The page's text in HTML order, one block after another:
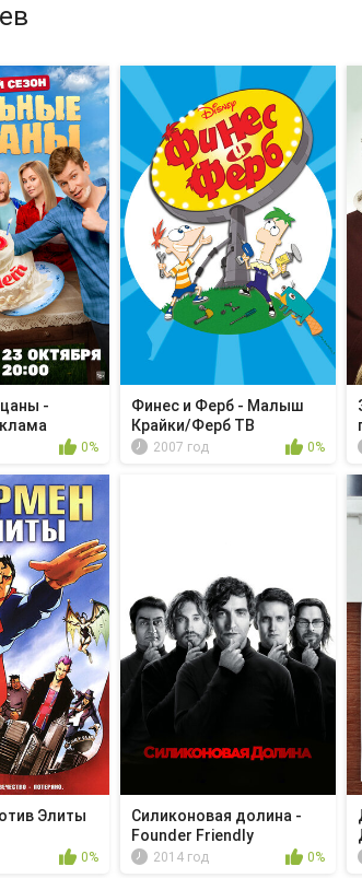
-
0%
Финес и Ферб - Малыш
Крайки/Ферб ТВ
2007 год 0%
Элиты
0%
Силиконовая долина -
Founder Friendly
2014 год 0%